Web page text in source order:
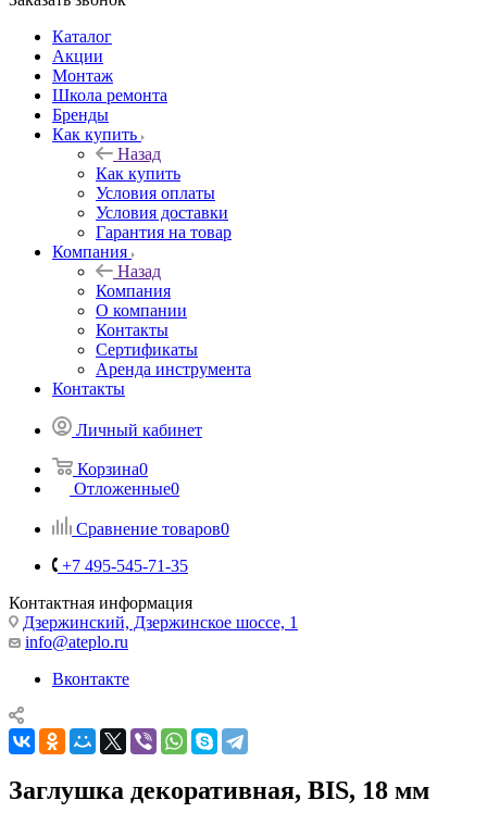
Каталог
Акции
Монтаж
Школа ремонта
Бренды
Как купить
Назад
Как купить
Условия оплаты
Условия доставки
Гарантия на товар
Компания
Назад
Компания
О компании
Контакты
Сертификаты
Аренда инструмента
Контакты
Личный кабинет
Корзина0
Отложенные0
Сравнение товаров0
+7 495-545-71-35
Контактная информация
Дзержинский, Дзержинское шоссе, 1
info@ateplo.ru
Вконтакте
Заглушка декоративная, BIS, 18 мм